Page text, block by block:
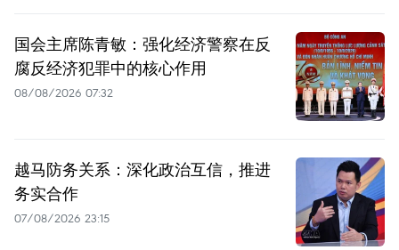
国会主席陈青敏：强化经济警察在反
腐反经济犯罪中的核心作用
08/08/2026 07:32
越马防务关系：深化政治互信，推进
务实合作
07/08/2026 23:15